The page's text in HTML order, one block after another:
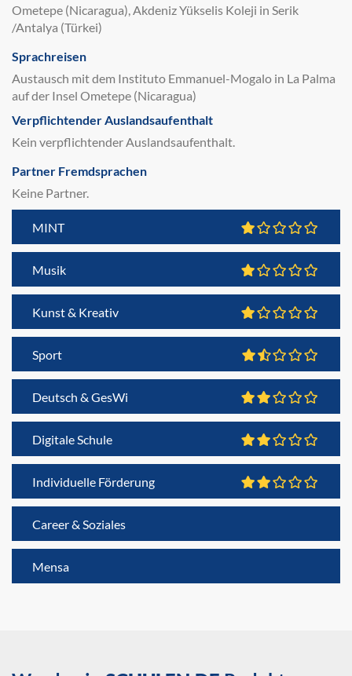
Ometepe (Nicaragua), Akdeniz Yükselis Koleji in Serik
/Antalya (Türkei)
Sprachreisen
Austausch mit dem Instituto Emmanuel-Mogalo in La Palma
auf der Insel Ometepe (Nicaragua)
Verpflichtender Auslandsaufenthalt
Kein verpflichtender Auslandsaufenthalt.
Partner Fremdsprachen
Keine Partner.
MINT
Musik
Kunst & Kreativ
Sport
Deutsch & GesWi
Digitale Schule
Individuelle Förderung
Career & Soziales
Mensa